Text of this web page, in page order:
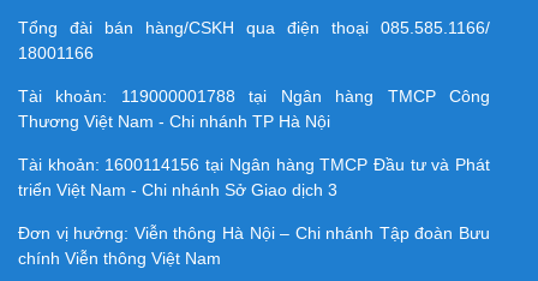
Tổng đài bán hàng/CSKH qua điện thoại 085.585.1166/
18001166
Tài khoản: 119000001788 tại Ngân hàng TMCP Công
Thương Việt Nam - Chi nhánh TP Hà Nội
Tài khoản: 1600114156 tại Ngân hàng TMCP Ðầu tư và Phát
triển Việt Nam - Chi nhánh Sở Giao dịch 3
Đơn vị hưởng: Viễn thông Hà Nội – Chi nhánh Tập đoàn Bưu
chính Viễn thông Việt Nam